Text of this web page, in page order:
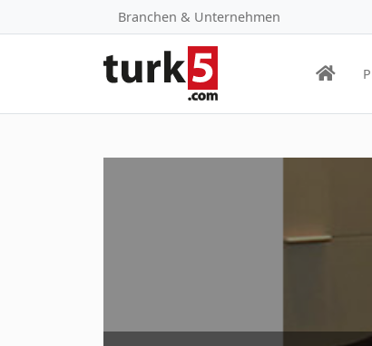
Branchen & Unternehmen